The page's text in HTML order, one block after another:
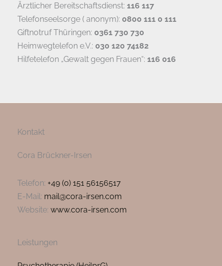
Ärztlicher Bereitschaftsdienst: 116 117
Telefonseelsorge ( anonym): 0800 111 0 111
Giftnotruf Thüringen: 0361 730 730
Heimwegtelefon e.V.: 030 120 74182
Hilfetelefon „Gewalt gegen Frauen“: 116 016
Kontakt
Cora Brückner-Irsen
Telefon: +49 (0) 151 56156517
E-Mail: mail@cora-irsen.com
Website: www.cora-irsen.com
Leistungen